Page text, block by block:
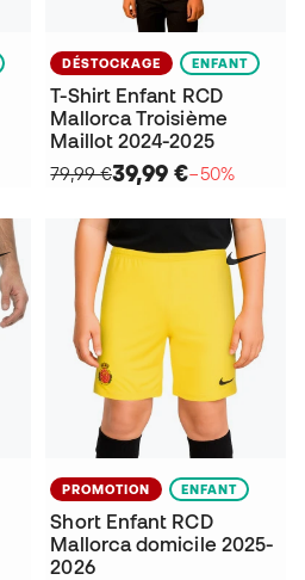
DÉSTOCKAGE ENFANT
T-Shirt Enfant RCD
Mallorca Troisième
Maillot 2024-2025
79,99 €39,99 €−50%
PROMOTION ENFANT
Short Enfant RCD
Mallorca domicile 2025-
2026